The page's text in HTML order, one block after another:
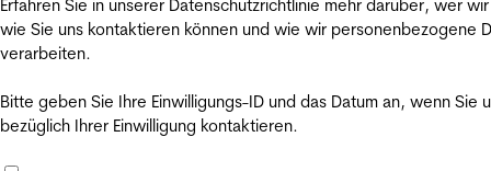
Erfahren Sie in unserer Datenschutzrichtlinie mehr darüber, wer
wie Sie uns kontaktieren können und wie wir personenbezogene
verarbeiten.
Bitte geben Sie Ihre Einwilligungs-ID und das Datum an, wenn Sie
bezüglich Ihrer Einwilligung kontaktieren.